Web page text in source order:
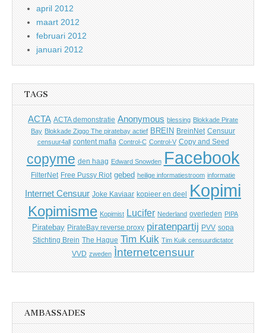
april 2012
maart 2012
februari 2012
januari 2012
TAGS
ACTA ACTA demonstratie Anonymous blessing Blokkade Pirate
Bay Blokkade Ziggo The piratebay actief BREIN BreinNet Censuur
censuur4all content mafia Control-C Control-V Copy and Seed
copyme den haag Edward Snowden Facebook
FilterNet Free Pussy Riot gebed heilige informatiestroom informatie
Internet Censuur Joke Kaviaar kopieer en deel Kopimi
Kopimisme Kopimist Lucifer Nederland overleden PIPA
Piratebay PirateBay reverse proxy piratenpartij PVV sopa
Stichting Brein The Hague Tim Kuik Tim Kuik censuurdictator
VVD zweden Ìnternetcensuur
AMBASSADES